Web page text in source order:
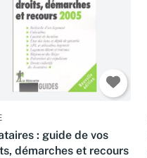
: guide de vos
démarches et recours